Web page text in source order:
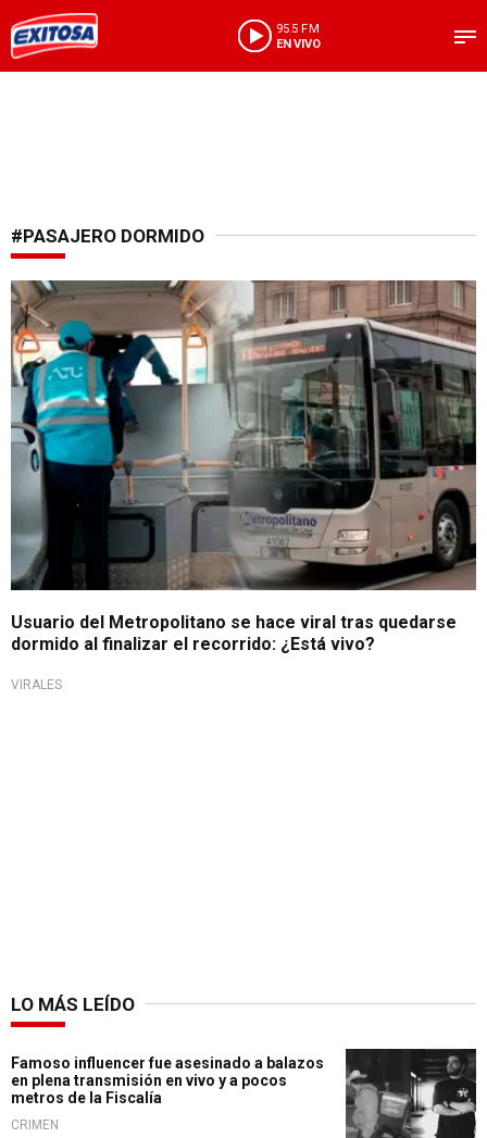
95.5 FM
EN VIVO
#PASAJERO DORMIDO
Zona VIP
Usuario del Metropolitano se hace viral tras quedarse
dormido al finalizar el recorrido: ¿Está vivo?
VIRALES
LO MÁS LEÍDO
Famoso influencer fue asesinado a balazos
en plena transmisión en vivo y a pocos
metros de la Fiscalía
CRIMEN